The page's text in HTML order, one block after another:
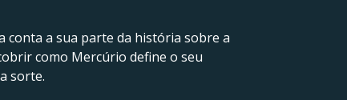
conta a sua parte da história sobre a
como Mercúrio define o seu
sorte.